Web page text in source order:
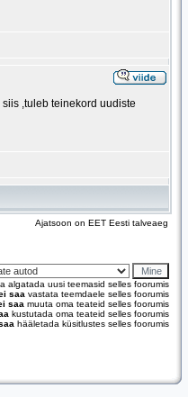
,tuleb teinekord uudiste
Ajatsoon on EET Eesti talveaeg
algatada uusi teemasid selles foorumis
saa vastata teemdaele selles foorumis
saa muuta oma teateid selles foorumis
kustutada oma teateid selles foorumis
hääletada küsitlustes selles foorumis